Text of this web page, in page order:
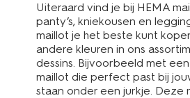
Uiteraard vind je bij HEMA
panty’s, kniekousen en
maillot je het beste kunt
andere kleuren in ons
dessins. Bijvoorbeeld met
maillot die perfect past bij
staan onder een jurkje. Deze